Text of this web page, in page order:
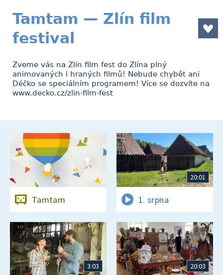
Tamtam — Zlín film
festival
Zveme vás na Zlín film fest do Zlína plný
animovaných i hraných filmů! Nebude chybět ani
Déčko se speciálním programem! Více se dozvíte na
www.decko.cz/zlin-film-fest
Tamtam
20:01
1. srpna
3:03 20:03